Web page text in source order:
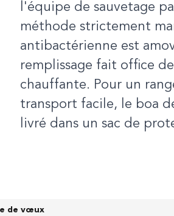
View larger image
l'équipe de sauvetage
méthode strictement
antibactérienne est
remplissage fait office
chauffante. Pour un
transport facile, le boa
livré dans un sac de
de vœux